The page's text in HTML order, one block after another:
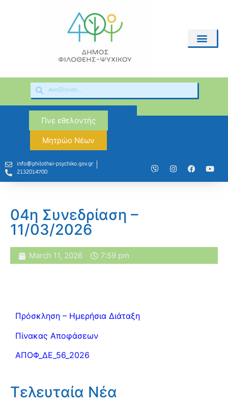
Γίνε εθελοντής
Μητρώο Νέων
info@philothei-psychiko.gov.gr
2132014700
04η Συνεδρίαση –
11/03/2026
March 11, 2026 7:59 pm
Πρόσκληση – Ημερήσια Διάταξη
Πίνακας Αποφάσεων
ΑΠΟΦ_ΔΕ_56_2026
Τελευταία Νέα